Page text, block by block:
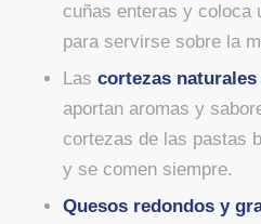
cuñas enteras y coloca
para servirse sobre la
Las cortezas naturales
aportan aromas y
cortezas de las pastas
y se comen siempre.
Quesos redondos y